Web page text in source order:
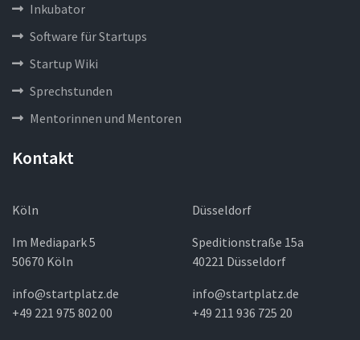
Inkubator
Software für Startups
Startup Wiki
Sprechstunden
Mentorinnen und Mentoren
Kontakt
Köln
Im Mediapark 5
50670 Köln
info@startplatz.de
+49 221 975 802 00
Düsseldorf
Speditionstraße 15a
40221 Düsseldorf
info@startplatz.de
+49 211 936 725 20